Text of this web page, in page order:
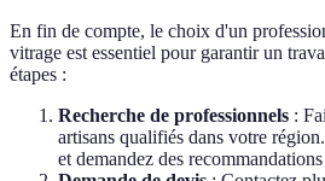
En fin de compte, le choix d'un
vitrage est essentiel pour garantir un
étapes :
Recherche de professionnels :
artisans qualifiés dans votre
et demandez des